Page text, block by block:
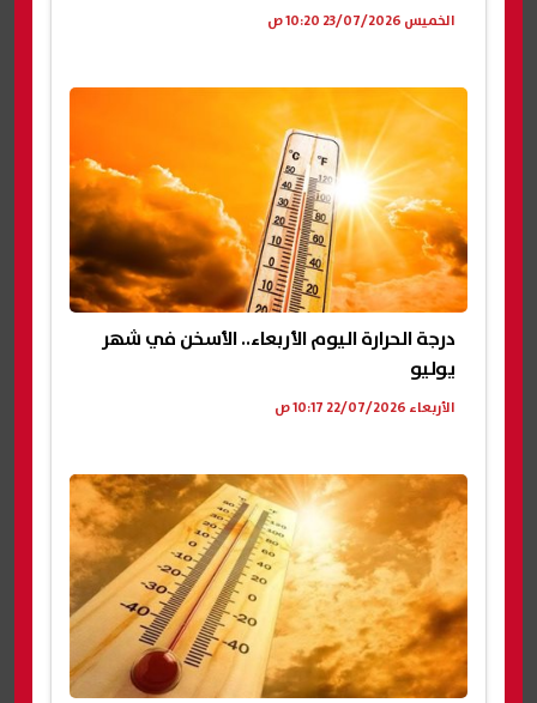
الخميس 23/07/2026 10:20 ص
درجة الحرارة اليوم الأربعاء.. الأسخن في شهر
يوليو
الأربعاء 22/07/2026 10:17 ص